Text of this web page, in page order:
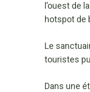
l’ouest de
hotspot de
Le
touristes
Dans une